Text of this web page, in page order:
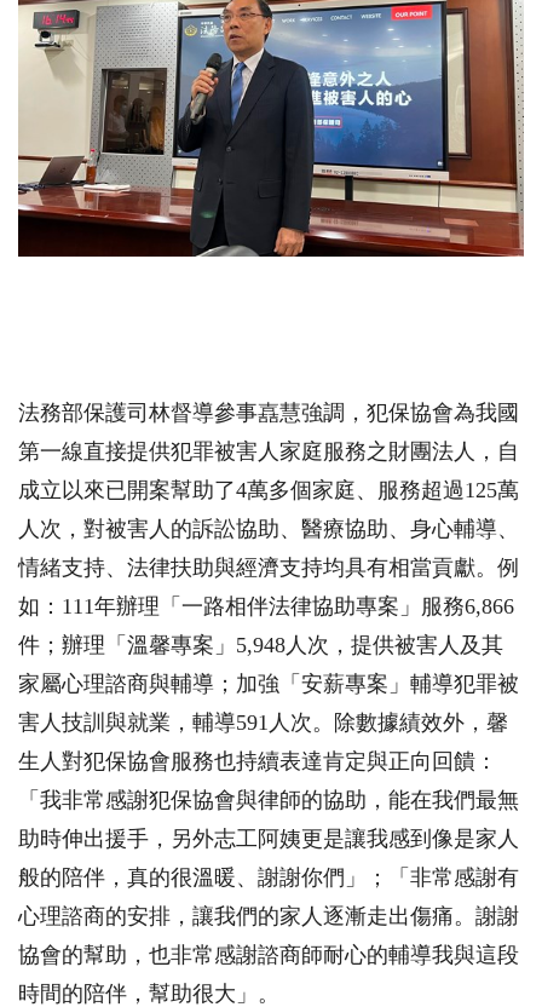
法務部保護司林督導參事嚞慧強調，犯保協會為我國
第一線直接提供犯罪被害人家庭服務之財團法人，自
成立以來已開案幫助了4萬多個家庭、服務超過125萬
人次，對被害人的訴訟協助、醫療協助、身心輔導、
情緒支持、法律扶助與經濟支持均具有相當貢獻。例
如： 111年辦理「一路相伴法律協助專案」服務6,866
件；辦理「溫馨專案」 5,948 人次，提供被害人及其
家屬心理諮商與輔導；加強「安薪專案」輔導犯罪被
害人技訓與就業，輔導591 人次。除數據績效外，馨
生人對犯保協會服務也持續表達肯定與正向回饋：
「我非常感謝犯保協會與律師的協助，能在我們最無
助時伸出援手，另外志工阿姨更是讓我感到像是家人
般的陪伴，真的很溫暖、謝謝你們」；「非常感謝有
心理諮商的安排，讓我們的家人逐漸走出傷痛。謝謝
協會的幫助，也非常感謝諮商師耐心的輔導我與這段
時間的陪伴，幫助很大」。